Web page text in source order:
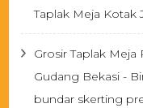
Taplak Meja Kotak
Grosir Taplak
Gudang Bekasi -
bundar skerting